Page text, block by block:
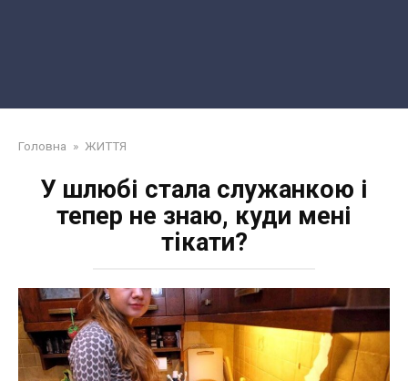
Головна » ЖИТТЯ
У шлюбі стала cлyжaнкoю і
тепер не знаю, куди мені
тiкати?